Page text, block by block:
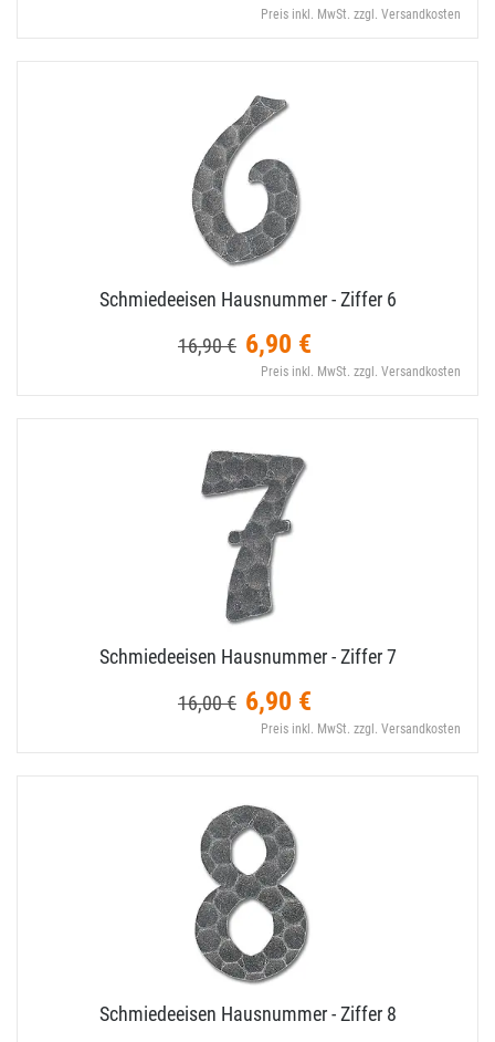
Preis inkl. MwSt. zzgl. Versandkosten
Schmiedeeisen Hausnummer - Ziffer 6
16,90 € 6,90 €
Preis inkl. MwSt. zzgl. Versandkosten
Schmiedeeisen Hausnummer - Ziffer 7
16,00 € 6,90 €
Preis inkl. MwSt. zzgl. Versandkosten
Schmiedeeisen Hausnummer - Ziffer 8